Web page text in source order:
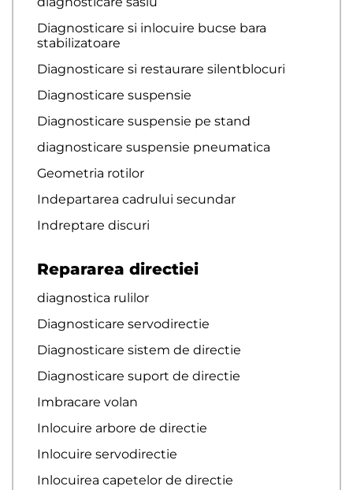
Diagnosticare si inlocuire bucse bara
stabilizatoare
Diagnosticare si restaurare silentblocuri
Diagnosticare suspensie
Diagnosticare suspensie pe stand
diagnosticare suspensie pneumatica
Geometria rotilor
Indepartarea cadrului secundar
Indreptare discuri
Repararea directiei
diagnostica rulilor
Diagnosticare servodirectie
Diagnosticare sistem de directie
Diagnosticare suport de directie
Imbracare volan
Inlocuire arbore de directie
Inlocuire servodirectie
Inlocuirea capetelor de directie